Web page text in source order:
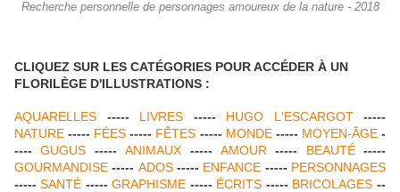
Recherche personnelle de personnages amoureux de la nature - 2018
CLIQUEZ SUR LES CATÉGORIES POUR ACCÉDER À UN
FLORILÈGE D'ILLUSTRATIONS :
AQUARELLES ----- LIVRES ----- HUGO L'ESCARGOT-----
NATURE ----- FÉES ----- FÊTES ----- MONDE----- MOYEN-ÂGE-
----GUGUS -----ANIMAUX ----- AMOUR ----- BEAUTÉ-----
GOURMANDISE ----- ADOS----- ENFANCE ----- PERSONNAGES
-----SANTÉ -----GRAPHISME ----- ÉCRITS ----- BRICOLAGES --